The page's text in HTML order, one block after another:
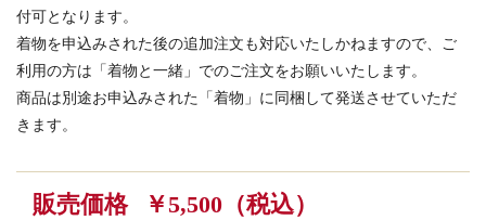
付可となります。
着物を申込みされた後の追加注文も対応いたしかねますので、ご
利用の方は「着物と一緒」でのご注文をお願いいたします。
商品は別途お申込みされた「着物」に同梱して発送させていただ
きます。
販売価格 ￥5,500（税込）